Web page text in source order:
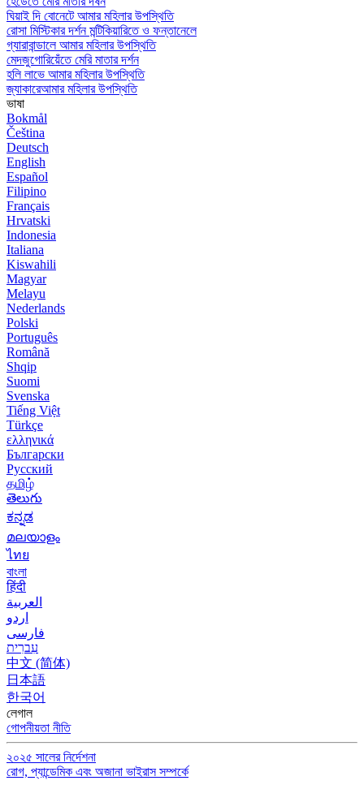
ঘিয়াই দি বোনেটে আমার মহিলার উপস্থিতি
রোসা মিস্টিকার দর্শন মন্টিকিয়ারিতে ও ফন্তানেলে
গ্যারাবান্ডালে আমার মহিলার উপস্থিতি
মেদজুগোরিয়েঁতে মেরি মাতার দর্শন
হলি লাভে আমার মহিলার উপস্থিতি
জ্যাকারেআমার মহিলার উপস্থিতি
ভাষা
Bokmål
Čeština
Deutsch
English
Español
Filipino
Français
Hrvatski
Indonesia
Italiana
Kiswahili
Magyar
Melayu
Nederlands
Polski
Português
Română
Shqip
Suomi
Svenska
Tiếng Việt
Türkçe
ελληνικά
Български
Русский
தமிழ்
తెలుగు
ಕನ್ನಡ
മലയാളം
ไทย
বাংলা
हिंदी
العربية
اردو
فارسی
עִברִית
中文 (简体)
日本語
한국어
লেগাল
গোপনীয়তা নীতি
২০২৫ সালের নির্দেশনা
রোগ, প্যান্ডেমিক এবং অজানা ভাইরাস সম্পর্কে